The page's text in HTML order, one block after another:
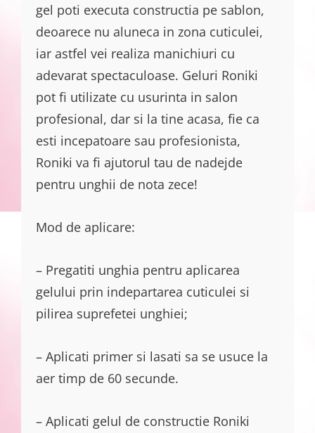
gel poti executa constructia pe sablon,
deoarece nu aluneca in zona cuticulei,
iar astfel vei realiza manichiuri cu
adevarat spectaculoase. Geluri Roniki
pot fi utilizate cu usurinta in salon
profesional, dar si la tine acasa, fie ca
esti incepatoare sau profesionista,
Roniki va fi ajutorul tau de nadejde
pentru unghii de nota zece!
Mod de aplicare:
– Pregatiti unghia pentru aplicarea
gelului prin indepartarea cuticulei si
pilirea suprefetei unghiei;
– Aplicati primer si lasati sa se usuce la
aer timp de 60 secunde.
– Aplicati gelul de constructie Roniki